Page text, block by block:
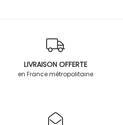
LIVRAISON OFFERTE
en France métropolitaine